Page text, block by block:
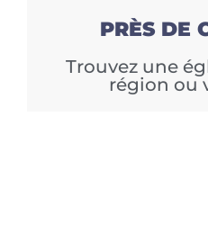
PRÈS DE
Trouvez une
région ou